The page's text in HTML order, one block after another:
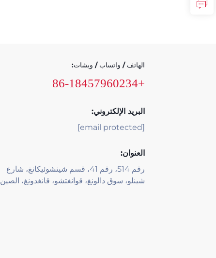
الهاتف / واتساب / ويشات:
+86-18457960234
البريد الإلكتروني:
[email protected]
العنوان:
رقم 514، رقم 41، قسم شينشوئيكانغ، شارع
شينلو، سوق دالونغ، قوانغتشو، قانغدونغ، الصين